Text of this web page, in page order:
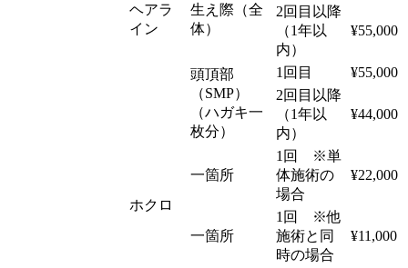
ヘアラ
イン
生え際（全
体）
2回目以降
（1年以
内）
¥55,000
頭頂部
（SMP）
（ハガキ一
枚分）
1回目
¥55,000
2回目以降
（1年以
内）
¥44,000
ホクロ
一箇所
1回 ※単
体施術の
場合
¥22,000
一箇所
1回 ※他
施術と同
時の場合
¥11,000